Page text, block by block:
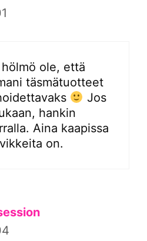
ole, että
täsmätuotteet
Jos
hankin
Aina kaapissa
on.